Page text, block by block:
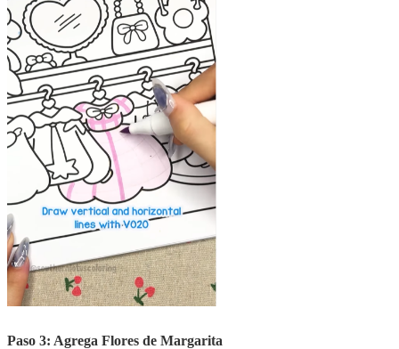
Paso 3: Agrega Flores de Margarita